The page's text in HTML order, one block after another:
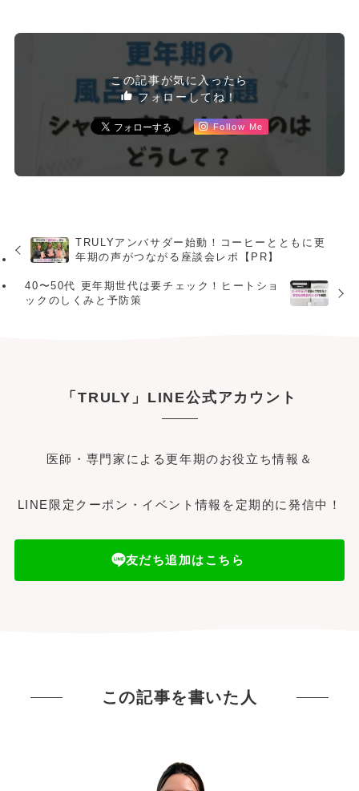
この記事が気に入ったら
フォローしてね！
Follow Me
TRULYアンバサダー始動！コーヒーとともに更
年期の声がつながる座談会レポ【PR】
40〜50代 更年期世代は要チェック！ヒートショ
ックのしくみと予防策
「TRULY」LINE公式アカウント
医師・専門家による更年期のお役立ち情報＆
LINE限定クーポン・イベント情報を定期的に発信中！
友だち追加はこちら
この記事を書いた人